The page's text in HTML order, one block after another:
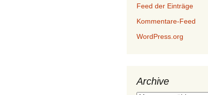
Feed der Einträge
Kommentare-Feed
WordPress.org
Archive